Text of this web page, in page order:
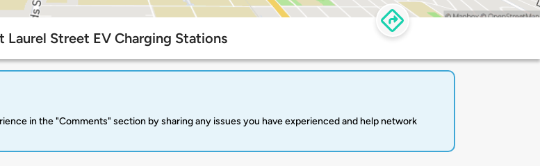
Laurel Street EV Charging Stations
in the "Comments" section by sharing any issues you have experienced and help network